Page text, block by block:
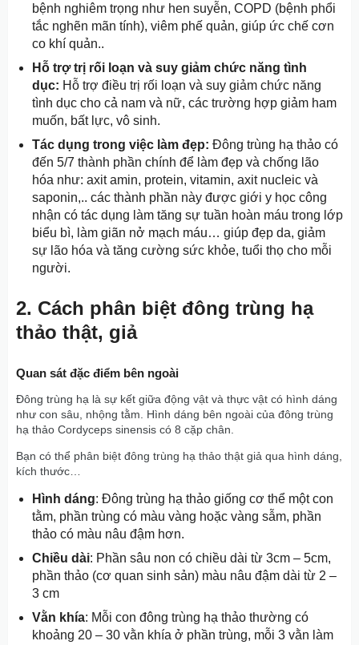
bệnh nghiêm trọng như hen suyễn, COPD (bệnh phổi
tắc nghẽn mãn tính), viêm phế quản, giúp ức chế cơn
co khí quản..
Hỗ trợ trị rối loạn và suy giảm chức năng tình
dục: Hỗ trợ điều trị rối loạn và suy giảm chức năng
tình dục cho cả nam và nữ, các trường hợp giảm ham
muốn, bất lực, vô sinh.
Tác dụng trong việc làm đẹp: Đông trùng hạ thảo có
đến 5/7 thành phần chính để làm đẹp và chống lão
hóa như: axit amin, protein, vitamin, axit nucleic và
saponin,.. các thành phần này được giới y học công
nhận có tác dụng làm tăng sự tuần hoàn máu trong lớp
biểu bì, làm giãn nở mạch máu… giúp đẹp da, giảm
sự lão hóa và tăng cường sức khỏe, tuổi thọ cho mỗi
người.
2. Cách phân biệt đông trùng hạ
thảo thật, giả
Quan sát đặc điểm bên ngoài
Đông trùng hạ là sự kết giữa động vật và thực vật có hình dáng
như con sâu, nhộng tằm. Hình dáng bên ngoài của đông trùng
hạ thảo Cordyceps sinensis có 8 cặp chân.
Bạn có thể phân biệt đông trùng hạ thảo thật giả qua hình dáng,
kích thước…
Hình dáng: Đông trùng hạ thảo giống cơ thể một con
tằm, phần trùng có màu vàng hoặc vàng sẫm, phần
thảo có màu nâu đậm hơn.
Chiều dài: Phần sâu non có chiều dài từ 3cm – 5cm,
phần thảo (cơ quan sinh sản) màu nâu đậm dài từ 2 –
3 cm
Vằn khía: Mỗi con đông trùng hạ thảo thường có
khoảng 20 – 30 vằn khía ở phần trùng, mỗi 3 vằn làm